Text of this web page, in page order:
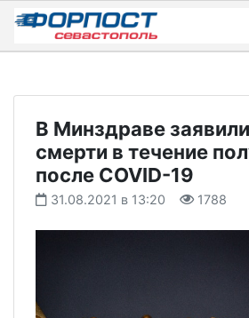
Skip
content
В Минздраве
смерти в течение
после COVID-19
31.08.2021 в 13:20 1788